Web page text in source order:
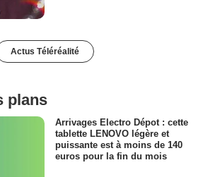
Actus Téléréalité
plans
Arrivages Electro Dépot : cette
tablette LENOVO légère et
puissante est à moins de 140
euros pour la fin du mois